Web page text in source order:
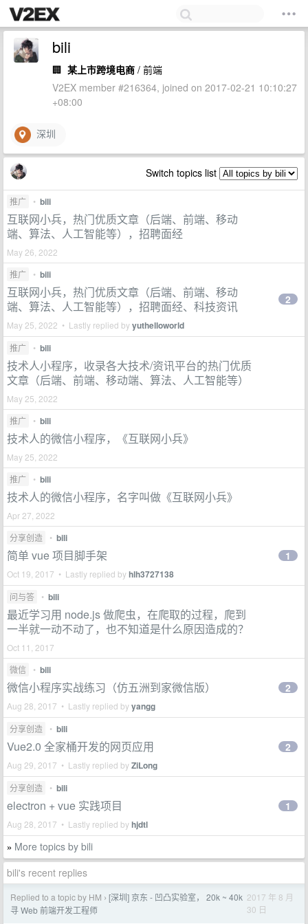
bili
🏢 某上市跨境电商 / 前端
V2EX member #216364, joined on 2017-02-21 10:10:27
+08:00
深圳
Switch topics list
推广 • bili
互联网小兵，热门优质文章（后端、前端、移动
端、算法、人工智能等），招聘面经
May 26, 2022
推广
• bili
互联网小兵，热门优质文章（后端、前端、移动
端、算法、人工智能等），招聘面经、科技资讯
May 25, 2022 • Lastly replied byyuthelloworld
2
推广 • bili
技术人小程序，收录各大技术/资讯平台的热门优质
文章（后端、前端、移动端、算法、人工智能等）
May 25, 2022
推广
• bili
技术人的微信小程序，《互联网小兵》
May 25, 2022
推广
• bili
技术人的微信小程序，名字叫做《互联网小兵》
Apr 27, 2022
分享创造
• bili
简单 vue 项目脚手架
Oct 19, 2017 • Lastly replied byhlh3727138
1
问与答 • bili
最近学习用 node.js 做爬虫，在爬取的过程，爬到
一半就一动不动了，也不知道是什么原因造成的？
Oct 11, 2017
微信
• bili
微信小程序实战练习（仿五洲到家微信版）
Aug 28, 2017 • Lastly replied byyangg
2
分享创造 • bili
Vue2.0 全家桶开发的网页应用
Aug 29, 2017 • Lastly replied byZiLong
2
分享创造 • bili
electron + vue 实践项目
Aug 28, 2017 • Lastly replied byhjdtl
1
» More topics by bili
bili's recent replies
Replied to a topic by HM › [深圳] 京东 - 凹凸实验室， 20k ~ 40k
寻 Web 前端开发工程师
2017 年 8 月
30 日